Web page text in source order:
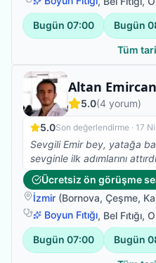
yapıyor, ayrıyetten de
olması ayrı bir güzel.
ediyor, Buradan talha
iletiyorum, RABBİM her
Bugün 07:00 Bugün
Tüm
Altan
Fizyoterapist
5.0(4 yorum)
5.0Son değerlendirme · 17
Sevgili Emir bey, yatağa
sevginle ilk adımlarını
ederiz. Yolun açık olsun...
Ücretsiz ön görüşme
İzmir (Bornova, Çeşme,
Boyun Fıtığı, Bel Fıtığı,
Bugün 07:00 Bugün